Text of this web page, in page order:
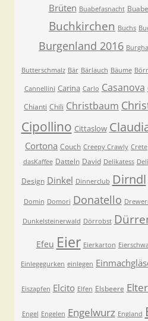
Brüten Buabefasnacht
Buchkirchen Buchs
Burgenland 2016
Butterschmalz Bär Bärlauch Bäume
Cannellini Carina Carlo Casanova
Chianti Chili Christbaum
Cipollino Cittaslow
Cortona Couch Creepy Crawly Crete
dasKaffee Datteln David Delikatess
Design Dinkel Dinnerclub Dirndl
Domin Domori Donatello
Dunkelsteinerwald Dörrobst
Efeu Eier Eierkarton
Einlegegurken einlegen
Eiszapfen Elcito Elfen Elsbeere
Engel Engelen Engelwurz England